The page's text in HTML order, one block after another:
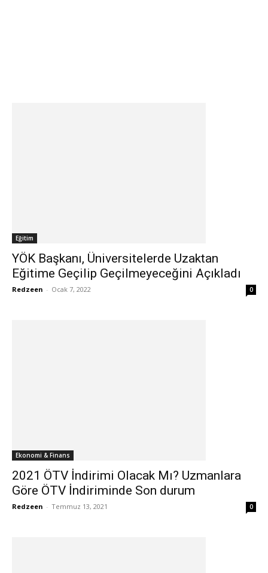
Eğitim
YÖK Başkanı, Üniversitelerde Uzaktan
Eğitime Geçilip Geçilmeyeceğini Açıkladı
Redzeen - Ocak 7, 2022 0
Ekonomi & Finans
2021 ÖTV İndirimi Olacak Mı? Uzmanlara
Göre ÖTV İndiriminde Son durum
Redzeen - Temmuz 13, 2021 0